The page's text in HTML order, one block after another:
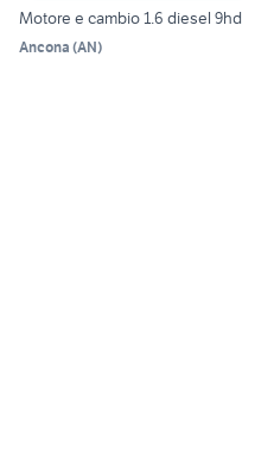
Motore e cambio 1.6 diesel 9hd
Ancona (AN)